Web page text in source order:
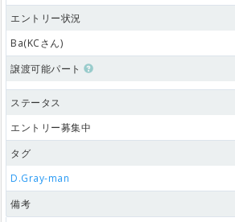
エントリー状況
Ba(KCさん)
譲渡可能パート
ステータス
エントリー募集中
タグ
D.Gray-man
備考